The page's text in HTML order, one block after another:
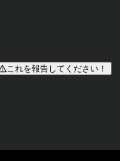
これを報告してください！